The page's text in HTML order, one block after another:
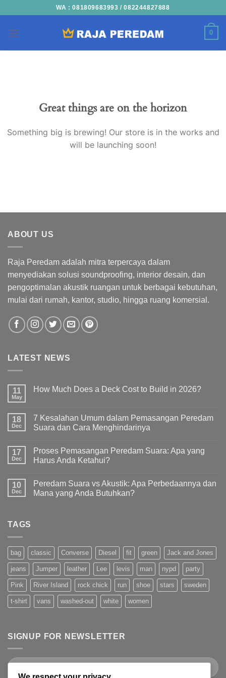
content
WA : 081809683993 / 082244827888
0
Great things are on the horizon
Something big is brewing! Our store is in the works and
will be launching soon!
ABOUT US
Raja Peredam adalah mitra terpercaya dalam
menyediakan solusi soundproofing, interior desain, dan
pengoptimalan akustik ruangan untuk berbagai kebutuhan,
mulai dari rumah, kantor, studio, hingga ruang komersial.
LATEST NEWS
11
May
How Much Does a Deck Cost to Build in 2026?
18
Dec
7 Kesalahan Umum dalam Pemasangan Peredam
Suara dan Cara Menghindarinya
17
Dec
Proses Pemasangan Peredam Suara: Apa yang
Harus Anda Ketahui?
10
Dec
Peredam Suara vs Akustik: Apa Perbedaannya dan
Mana yang Anda Butuhkan?
TAGS
bag classic Converse Diesel fit green Jack and Jones
jeans Jumper leather Lee levis man nypd party
Pink River Island rock chick run shoe stars sweden
t-shirt vans washed-out white women
SIGNUP FOR NEWSLETTER